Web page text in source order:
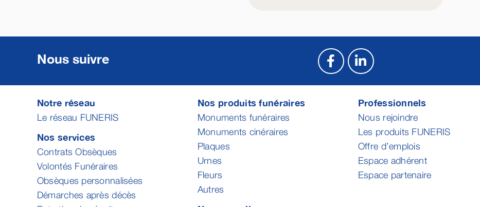
Nous suivre
Notre réseau
Le réseau FUNERIS
Nos services
Contrats Obsèques
Volontés Funéraires
Obsèques personnalisées
Démarches après décès
Nos produits funéraires
Monuments funéraires
Monuments cinéraires
Plaques
Urnes
Fleurs
Autres
Professionnels
Nous rejoindre
Les produits FUNERIS
Offre d’emplois
Espace adhérent
Espace partenaire